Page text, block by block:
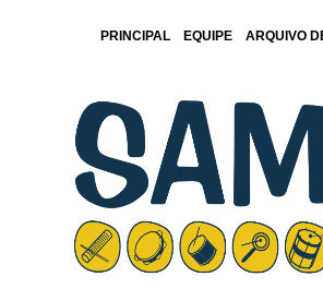
PRINCIPAL EQUIPE ARQUIVO